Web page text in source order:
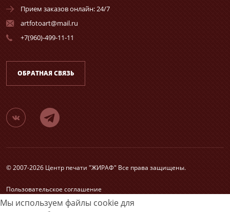
Мы используем файлы cookie для
Прием заказов онлайн: 24/7
artfotoart@mail.ru
+7(960)-499-11-11
ОБРАТНАЯ СВЯЗЬ
© 2007-2026 Центр печати "ЖИРАФ" Все права защищены.
Пользовательское соглашение
Согласие на обработку персональных данных
Карта сайта